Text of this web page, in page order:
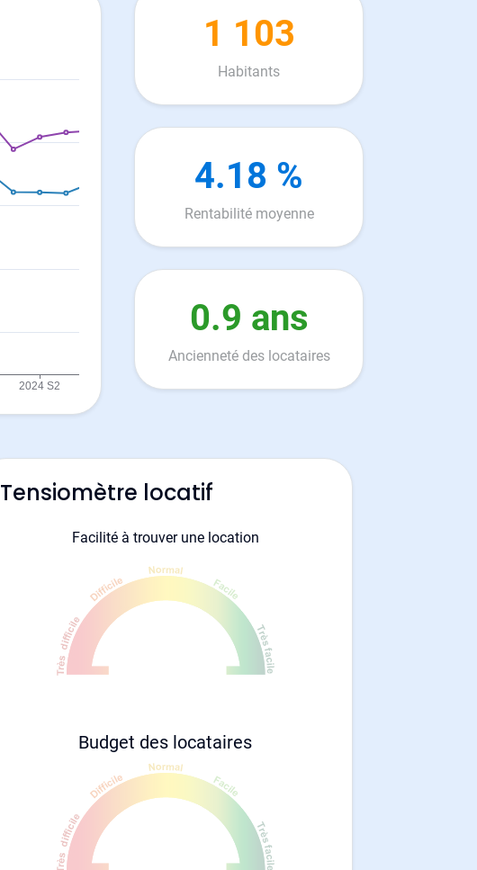
1 103
Habitants
4.18 %
Rentabilité moyenne
0.9 ans
Ancienneté des locataires
Tensiomètre locatif
Facilité à trouver une location
Budget des locataires